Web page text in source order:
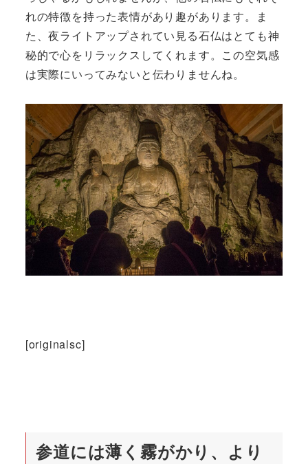
れの特徴を持った表情があり趣があります。ま
た、夜ライトアップされてい見る石仏はとても神
秘的で心をリラックスしてくれます。この空気感
は実際にいってみないと伝わりませんね。
[originalsc]
参道には薄く霧がかり、より